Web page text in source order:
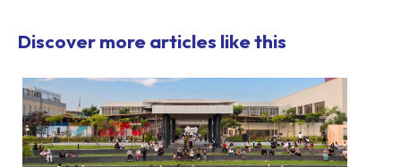
Discover more articles like this